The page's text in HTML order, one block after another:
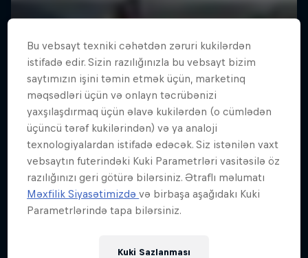
Bu vebsayt texniki cəhətdən zəruri kukilərdən
istifadə edir. Sizin razılığınızla bu vebsayt bizim
saytımızın işini təmin etmək üçün, marketinq
məqsədləri üçün və onlayn təcrübənizi
yaxşılaşdırmaq üçün əlavə kukilərdən (o cümlədən
üçüncü tərəf kukilərindən) və ya analoji
texnologiyalardan istifadə edəcək. Siz istənilən vaxt
vebsaytın futerindəki Kuki Parametrləri vasitəsilə öz
razılığınızı geri götürə bilərsiniz. Ətraflı məlumatı
Məxfilik Siyasətimizdəvə birbaşa aşağıdakı Kuki
Parametrlərində tapa bilərsiniz.
Kuki Sazlanması